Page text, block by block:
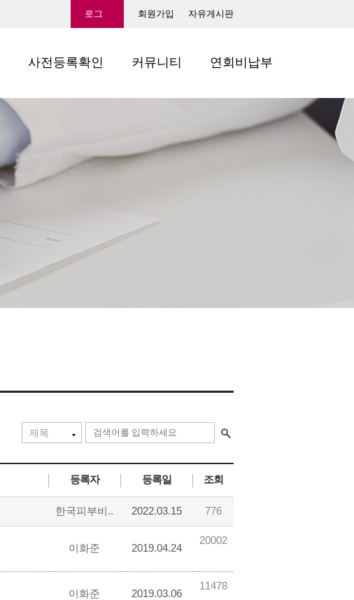
로그 회원가입 자유게시판
사전등록확인 커뮤니티 연회비납부
등록자 등록일 조회
한국피부비.. 2022.03.15 776
이화준 2019.04.24
20002
이화준 2019.03.06
11478